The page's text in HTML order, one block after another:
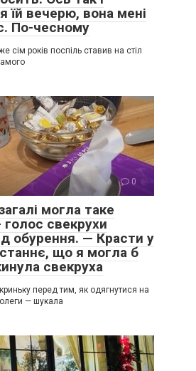
їй вечерю, вона мені
По-чесному
сім років поспіль ставив на стіл
0
могла таке
свекрухи
обурення. — Красти у
що я могла б
свекруха
перед тим, як одягнутися на
— шукала